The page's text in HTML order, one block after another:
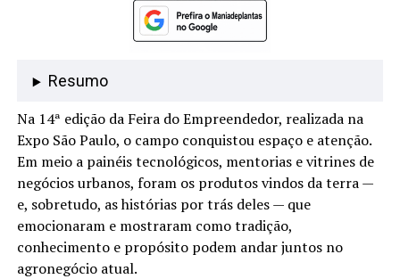
Resumo
Na 14ª edição da Feira do Empreendedor, realizada na
Expo São Paulo, o campo conquistou espaço e atenção.
Em meio a painéis tecnológicos, mentorias e vitrines de
negócios urbanos, foram os produtos vindos da terra —
e, sobretudo, as histórias por trás deles — que
emocionaram e mostraram como tradição,
conhecimento e propósito podem andar juntos no
agronegócio atual.